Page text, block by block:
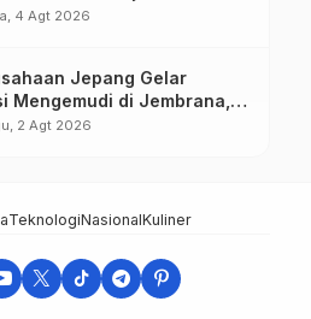
Datun
4 Agt 2026
Jepang Gelar
Mengemudi di Jembrana,
Kerja bagi Calon PMI
2 Agt 2026
TeknologiNasionalKuliner